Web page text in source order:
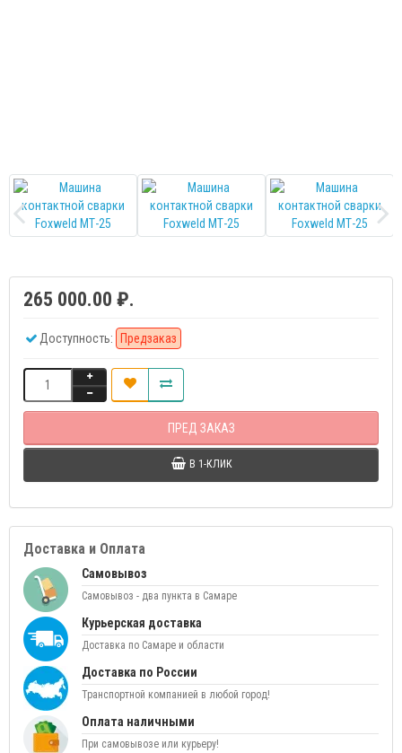
265 000.00 ₽.
Доступность: Предзаказ
ПРЕД ЗАКАЗ
В 1-КЛИК
Доставка и Оплата
Самовывоз
Самовывоз - два пункта в Самаре
Курьерская доставка
Доставка по Самаре и области
Доставка по России
Транспортной компанией в любой город!
Оплата наличными
При самовывозе или курьеру!